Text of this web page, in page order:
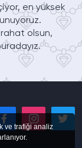
ve trafiği analiz
en yüksek
olsun,